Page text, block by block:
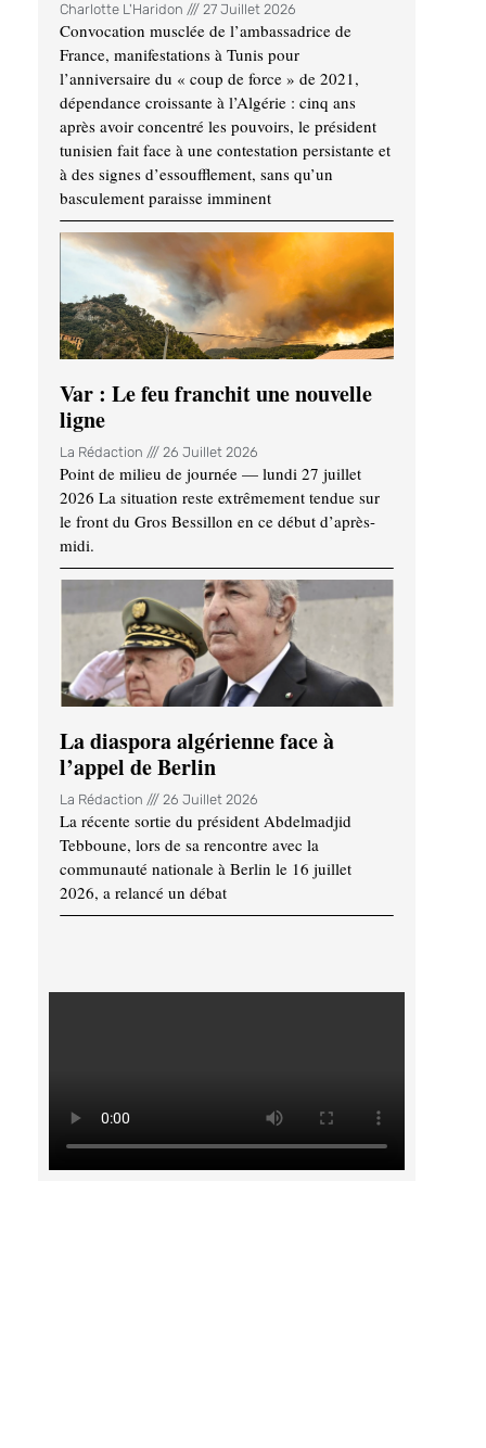
Charlotte L'Haridon 27 Juillet 2026
Convocation musclée de l’ambassadrice de
France, manifestations à Tunis pour
l’anniversaire du « coup de force » de 2021,
dépendance croissante à l’Algérie : cinq ans
après avoir concentré les pouvoirs, le président
tunisien fait face à une contestation persistante et
à des signes d’essoufflement, sans qu’un
basculement paraisse imminent
Var : Le feu franchit une nouvelle
ligne
La Rédaction 26 Juillet 2026
Point de milieu de journée — lundi 27 juillet
2026 La situation reste extrêmement tendue sur
le front du Gros Bessillon en ce début d’après-
midi.
La diaspora algérienne face à
l’appel de Berlin
La Rédaction 26 Juillet 2026
La récente sortie du président Abdelmadjid
Tebboune, lors de sa rencontre avec la
communauté nationale à Berlin le 16 juillet
2026, a relancé un débat